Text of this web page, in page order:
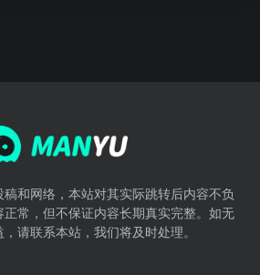
和网络，本站对其实际跳转后内容不负
常，但不保证内容长期真实完整。如无
请联系本站，我们将及时处理。